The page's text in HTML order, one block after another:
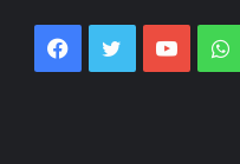
Facebook
Twitter